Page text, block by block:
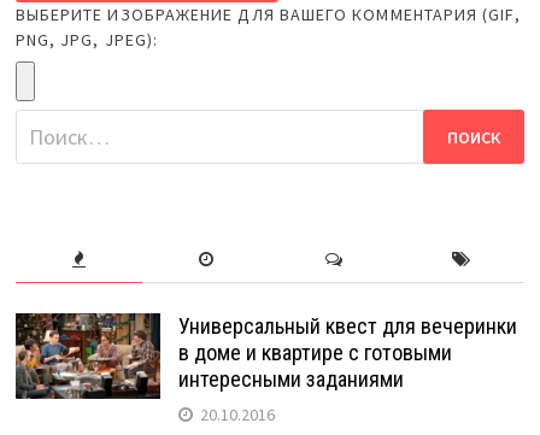
ВЫБЕРИТЕ ИЗОБРАЖЕНИЕ ДЛЯ ВАШЕГО КОММЕНТАРИЯ (GIF,
PNG, JPG, JPEG):
Найти:
Универсальный квест для вечеринки
в доме и квартире с готовыми
интересными заданиями
20.10.2016